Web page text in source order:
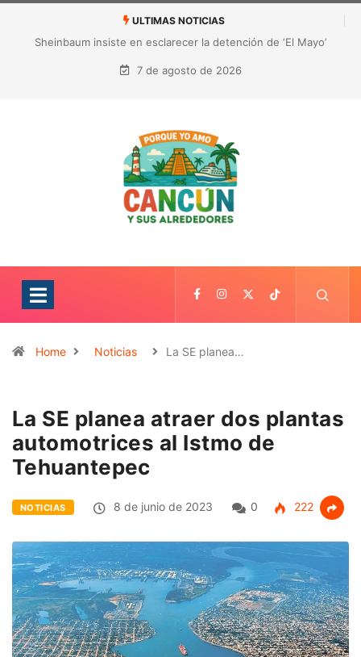
ULTIMAS NOTICIAS
¿Quién es Galita Ari y por qué acusa a RoRo de robar contenido?
La polémica que sacude las redes sociales
7 de agosto de 2026
Home Noticias La SE planea…
La SE planea atraer dos plantas
automotrices al Istmo de
Tehuantepec
NOTICIAS 8 de junio de 2023 0 222